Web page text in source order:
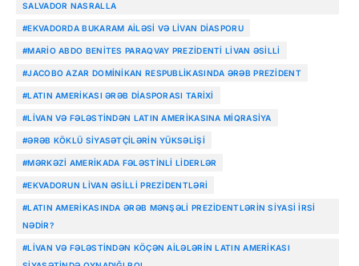
SALVADOR NASRALLA
#EKVADORDA BUKARAM AILƏSI VƏ LIVAN DIASPORU
#MARIO ABDO BENITES PARAQVAY PREZIDENTI LIVAN ƏSILLI
#JACOBO AZAR DOMINIKAN RESPUBLIKASINDA ƏRƏB PREZIDENT
#LATIN AMERIKASI ƏRƏB DIASPORASI TARIXI
#LIVAN VƏ FƏLƏSTINDƏN LATIN AMERIKASINA MIQRASIYA
#ƏRƏB KÖKLÜ SIYASƏTÇILƏRIN YÜKSƏLIŞI
#MƏRKƏZI AMERIKADA FƏLƏSTINLI LIDERLƏR
#EKVADORUN LIVAN ƏSILLI PREZIDENTLƏRI
#LATIN AMERIKASINDA ƏRƏB MƏNŞƏLI PREZIDENTLƏRIN SIYASI IRSI
NƏDIR?
#LIVAN VƏ FƏLƏSTINDƏN KÖÇƏN AILƏLƏRIN LATIN AMERIKASI